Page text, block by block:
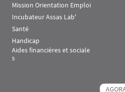
Mission Orientation Emploi
Incubateur Assas Lab'
Santé
Handicap
Aides financières et sociale
s